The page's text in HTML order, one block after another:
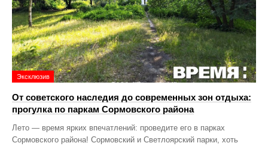
Эксклюзив
От советского наследия до современных зон отдыха:
прогулка по паркам Сормовского района
Лето — время ярких впечатлений: проведите его в парках
Сормовского района! Сормовский и Светлоярский парки, хоть